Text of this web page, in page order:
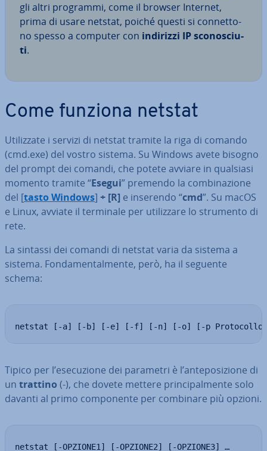
gli altri programmi, come il browser Internet,
prima di usare netstat, poiché questi si con­net­to­
no spesso a computer con indirizzi IP sco­no­sciu­
ti.
Come funziona netstat
Uti­liz­za­te i servizi di netstat tramite la riga di comando
(cmd.exe) del vostro sistema. Su Windows avete bisogno
del prompt dei comandi, che potete avviare in qualsiasi
momento tramite “Esegui” premendo la com­bi­na­zio­ne
del [tasto Windows] + [R] e inserendo “cmd”. Su macOS
e Linux, avviate il terminale per uti­liz­za­re lo strumento di
rete.
La sintassi dei comandi di netstat varia da sistema a
sistema. Fon­da­men­tal­men­te, però, ha il seguente
schema:
netstat [-a] [-b] [-e] [-f] [-n] [-o] [-p
Tipico per l’ese­cu­zio­ne dei parametri è l’an­te­po­si­zio­ne di
un trattino (-), che dovete mettere prin­ci­pal­men­te solo
davanti al primo com­po­nen­te per combinare più opzioni.
netstat [-OPZIONE1] [-OPZIONE2] [-OPZIONE3] …